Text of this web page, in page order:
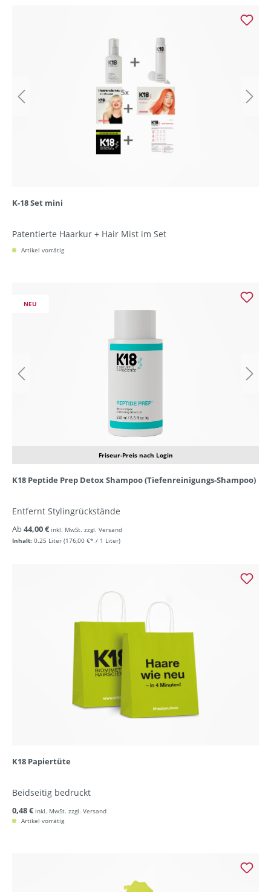
K-18 Set mini
Patentierte Haarkur + Hair Mist im Set
Artikel vorrätig
Friseur-Preis nach Login
NEU
K18 Peptide Prep Detox Shampoo (Tiefenreinigungs-Shampoo)
Entfernt Stylingrückstände
Inhalt: 0.25 Liter (176,00 €* / 1 Liter)
Ab44,00 € inkl. MwSt. zzgl. Versand
K18 Papiertüte
Beidseitig bedruckt
0,48 € inkl. MwSt. zzgl. Versand
Artikel vorrätig